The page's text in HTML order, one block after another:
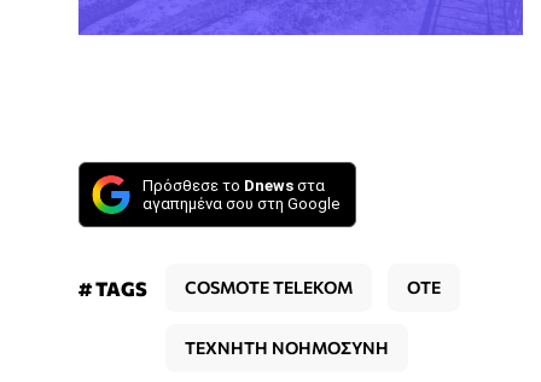
Πρόσθεσε το Dnews στα
αγαπημένα σου στη Google
# TAGS COSMOTE TELEKOM OTE
ΤΕΧΝΗΤΗ ΝΟΗΜΟΣΥΝΗ